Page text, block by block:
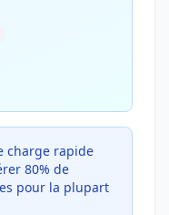
charge rapide
80% de
pour la plupart